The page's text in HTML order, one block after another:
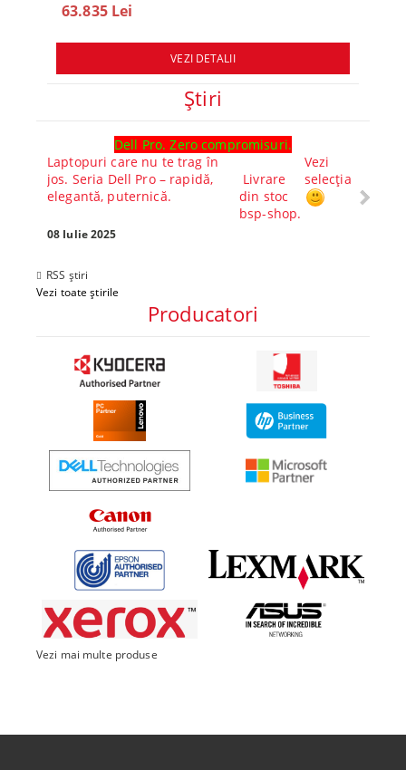
63.835 Lei
VEZI DETALII
Ştiri
Dell Pro. Zero compromisuri.
Laptopuri care nu te trag în
jos. Seria Dell Pro – rapidă,
elegantă, puternică.
Livrare
din stoc
bsp-shop.
Vezi
selecția
08 Iulie 2025
RSS știri
Vezi toate știrile
Producatori
Vezi mai multe produse